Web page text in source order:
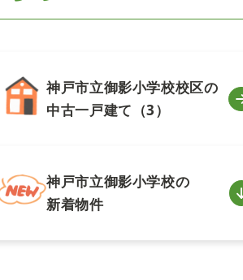
神戸市立御影小学校校区の
中古一戸建て（3）
神戸市立御影小学校の
新着物件